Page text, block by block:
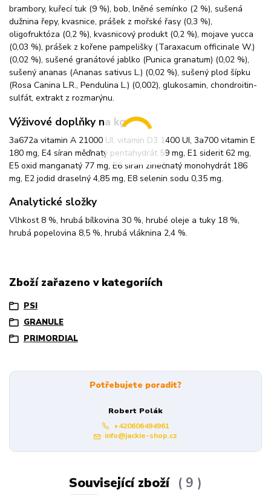
brambory, kuřecí tuk (9 %), bob, lněné semínko (2 %), sušená
dužnina řepy, kvasnice, prášek z mořské řasy (0,3 %),
oligofruktóza (0,2 %), kvasnicový produkt (0,2 %), mojave yucca
(0,03 %), prášek z kořene pampelišky (Taraxacum officinale W.)
(0,02 %), sušené granátové jablko (Punica granatum) (0,02 %),
sušený ananas (Ananas sativus L.) (0,02 %), sušený plod šípku
(Rosa Canina L.R., Pendulina L.) (0,002), glukosamin, chondroitin-
sulfát, extrakt z rozmarýnu.
Výživové doplňky na kg
3a672a vitamin A 21000 UI, vitamin D3 1400 UI, 3a700 vitamin E
180 mg, E4 síran měďnatý pentahydrát 59 mg, E1 siderit 62 mg,
E5 oxid manganatý 77 mg, E6 síran zinečnatý monohydrát 186
mg, E2 jodid draselný 4,85 mg, E8 selenin sodu 0,35 mg.
Analytické složky
Vlhkost 8 %, hrubá bílkovina 30 %, hrubé oleje a tuky 18 %,
hrubá popelovina 8,5 %, hrubá vláknina 2,4 %.
Zboží zařazeno v kategoriích
PSI
GRANULE
PRIMORDIAL
Potřebujete poradit?
Robert Polák
+420606494961
info@jackie-shop.cz
Související zboží 9